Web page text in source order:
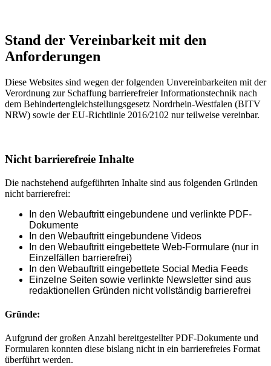
Stand der Vereinbarkeit mit den
Anforderungen
Diese Websites sind wegen der folgenden Unvereinbarkeiten mit der
Verordnung zur Schaffung barrierefreier Informationstechnik nach
dem Behindertengleichstellungsgesetz Nordrhein-Westfalen (BITV
NRW) sowie der EU-Richtlinie 2016/2102 nur teilweise vereinbar.
Nicht barrierefreie Inhalte
Die nachstehend aufgeführten Inhalte sind aus folgenden Gründen
nicht barrierefrei:
In den Webauftritt eingebundene und verlinkte PDF-
Dokumente
In den Webauftritt eingebundene Videos
In den Webauftritt eingebettete Web-Formulare (nur in
Einzelfällen barrierefrei)
In den Webauftritt eingebettete Social Media Feeds
Einzelne Seiten sowie verlinkte Newsletter sind aus
redaktionellen Gründen nicht vollständig barrierefrei
Gründe:
Aufgrund der großen Anzahl bereitgestellter PDF-Dokumente und
Formularen konnten diese bislang nicht in ein barrierefreies Format
überführt werden.